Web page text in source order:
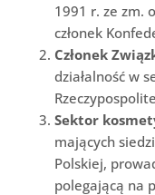
1991 r. ze zm.
członek
Członek
działalność w
Sektor
mających
Polskiej,
polegającą na